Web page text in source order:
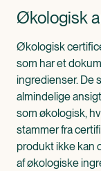
Økologisk
Økologisk
som har et
ingredienser. De
almindelige
som økologisk,
stammer fra
produkt ikke kan
af økologiske